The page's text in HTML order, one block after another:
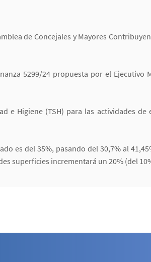
de Concejales y Mayores
5299/24 propuesta por el
e Higiene (TSH) para las actividades
es del 35%, pasando del 30,7% al
superficies incrementará un 20% (del